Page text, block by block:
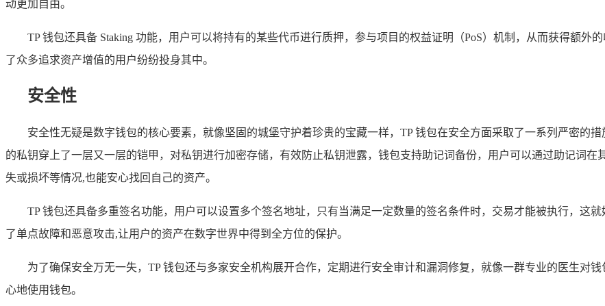
动更加自由。
TP 钱包还具备 Staking 功能，用户可以将持有的某些代币进行质押，参与项目的权益证明（PoS）机制，从而获得额外
了众多追求资产增值的用户纷纷投身其中。
安全性
安全性无疑是数字钱包的核心要素，就像坚固的城堡守护着珍贵的宝藏一样，TP 钱包在安全方面采取了一系列严密的
的私钥穿上了一层又一层的铠甲，对私钥进行加密存储，有效防止私钥泄露，钱包支持助记词备份，用户可以通过助记词
失或损坏等情况,也能安心找回自己的资产。
TP 钱包还具备多重签名功能，用户可以设置多个签名地址，只有当满足一定数量的签名条件时，交易才能被执行，这
了单点故障和恶意攻击,让用户的资产在数字世界中得到全方位的保护。
为了确保安全万无一失，TP 钱包还与多家安全机构展开合作，定期进行安全审计和漏洞修复，就像一群专业的医生对
心地使用钱包。